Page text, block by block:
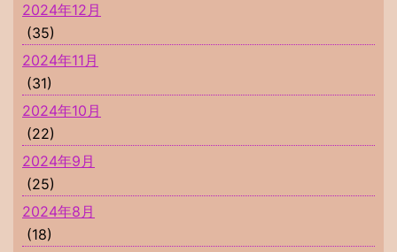
2024年12月
(35)
2024年11月
(31)
2024年10月
(22)
2024年9月
(25)
2024年8月
(18)